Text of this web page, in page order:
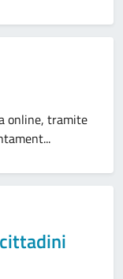
online, tramite